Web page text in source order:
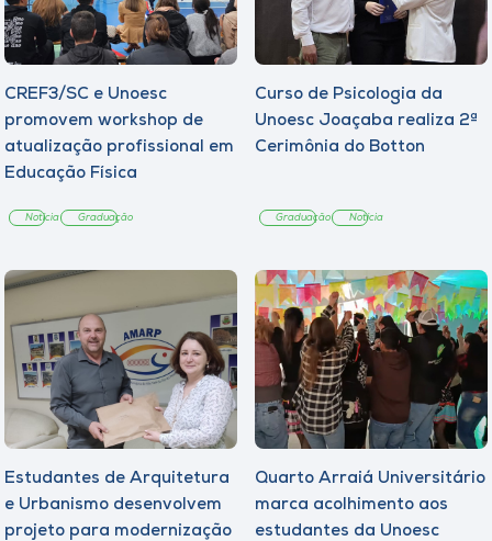
CREF3/SC e Unoesc
promovem workshop de
atualização profissional em
Educação Física
Notícia Graduação
Curso de Psicologia da
Unoesc Joaçaba realiza 2ª
Cerimônia do Botton
Graduação Notícia
Estudantes de Arquitetura
e Urbanismo desenvolvem
projeto para modernização
Quarto Arraiá Universitário
marca acolhimento aos
estudantes da Unoesc